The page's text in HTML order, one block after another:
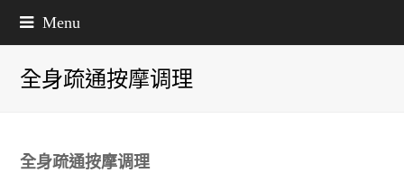
Menu
全身疏通按摩调理
全身疏通按摩调理